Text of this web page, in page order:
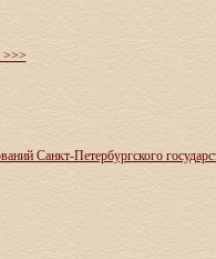
Санкт-Петербургского